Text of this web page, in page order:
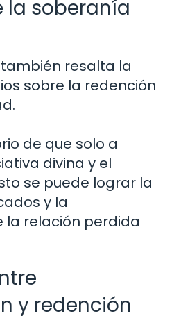
la soberanía
resalta la
sobre la redención
de que solo a
divina y el
se puede lograr la
y la
la relación perdida
y redención